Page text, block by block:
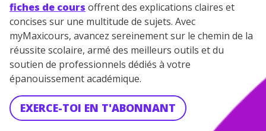
fiches de cours offrent des explications claires et
concises sur une multitude de sujets. Avec
myMaxicours, avancez sereinement sur le chemin de la
réussite scolaire, armé des meilleurs outils et du
soutien de professionnels dédiés à votre
épanouissement académique.
EXERCE-TOI EN T'ABONNANT